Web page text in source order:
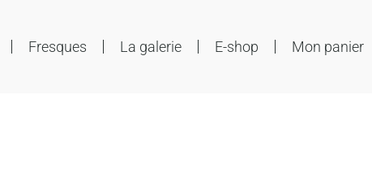
Fresques La galerie E-shop Mon panier